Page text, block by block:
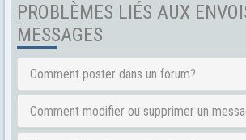
PROBLÈMES LIÉS AUX
MESSAGES
Comment poster dans un forum?
Comment modifier ou supprimer un